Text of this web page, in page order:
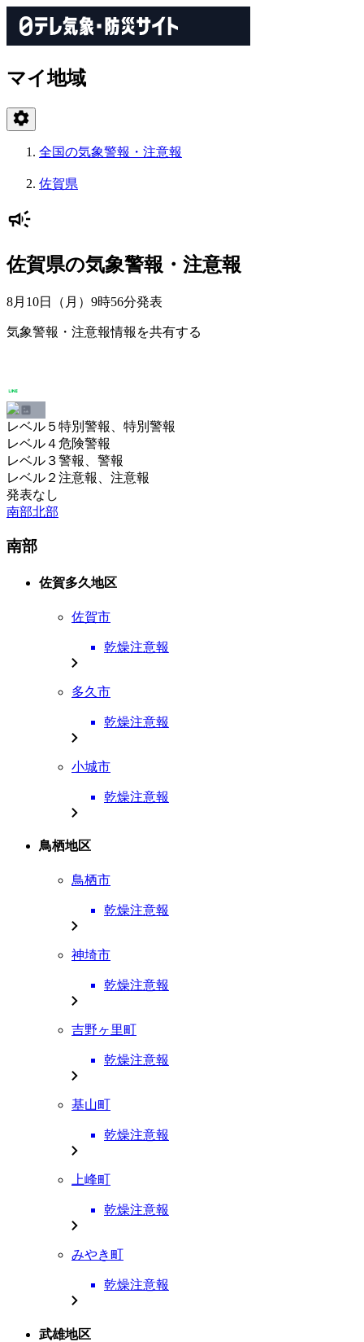
マイ地域
全国の気象警報・注意報
佐賀県
佐賀県の気象警報・注意報
8月10日（月）9時56分発表
気象警報・注意報情報を共有する
レベル５特別警報、特別警報
レベル４危険警報
レベル３警報、警報
レベル２注意報、注意報
発表なし
南部北部
南部
佐賀多久地区
佐賀市
乾燥注意報
多久市
乾燥注意報
小城市
乾燥注意報
鳥栖地区
鳥栖市
乾燥注意報
神埼市
乾燥注意報
吉野ヶ里町
乾燥注意報
基山町
乾燥注意報
上峰町
乾燥注意報
みやき町
乾燥注意報
武雄地区